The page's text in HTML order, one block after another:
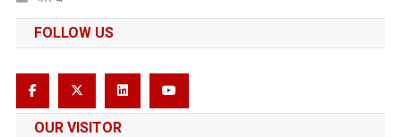
FOLLOW US
OUR VISITOR